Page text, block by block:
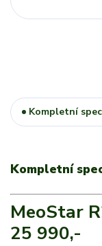
Kompletní
Kompletní
MeoStar
25 990,-